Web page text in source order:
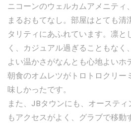
ニコーンのウェルカムアメニティ
まるおもてなし。部屋はとても
タリティにあふれています。凛と
く、カジュアル過ぎることもな
よい温かさがなんとも心地よいホ
朝食のオムレツがトロトロクリー
味しかったです。
また、JBタウンにも、オーステ
もアクセスがよく、グラブで移